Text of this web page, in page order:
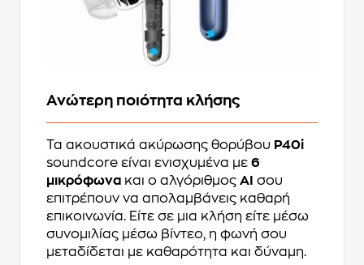
Ανώτερη ποιότητα κλήσης
Τα ακουστικά ακύρωσης θορύβου P40i
soundcore είναι ενισχυμένα με 6
μικρόφωνα και ο αλγόριθμος AI σου
επιτρέπουν να απολαμβάνεις καθαρή
επικοινωνία. Είτε σε μια κλήση είτε μέσω
συνομιλίας μέσω βίντεο, η φωνή σου
μεταδίδεται με καθαρότητα και δύναμη.